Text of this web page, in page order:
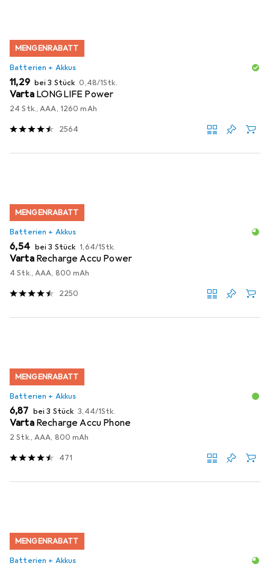
MENGENRABATT
Batterien + Akkus
EUR
11,29 bei 3 Stück EUR
0,48/1Stk.
Varta LONGLIFE Power
24 Stk., AAA, 1260 mAh
2564
MENGENRABATT
Batterien + Akkus
EUR
6,54 bei 3 Stück EUR
1,64/1Stk.
Varta Recharge Accu Power
4 Stk., AAA, 800 mAh
2250
MENGENRABATT
Batterien + Akkus
EUR
6,87 bei 3 Stück EUR
3,44/1Stk.
Varta Recharge Accu Phone
2 Stk., AAA, 800 mAh
471
MENGENRABATT
Batterien + Akkus